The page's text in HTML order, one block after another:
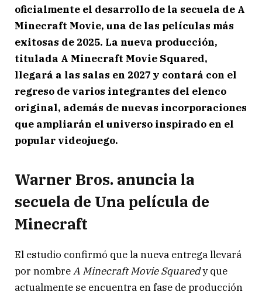
oficialmente el desarrollo de la secuela de A
Minecraft Movie, una de las películas más
exitosas de 2025. La nueva producción,
titulada A Minecraft Movie Squared,
llegará a las salas en 2027 y contará con el
regreso de varios integrantes del elenco
original, además de nuevas incorporaciones
que ampliarán el universo inspirado en el
popular videojuego.
Warner Bros. anuncia la
secuela de Una película de
Minecraft
El estudio confirmó que la nueva entrega llevará
por nombreA Minecraft Movie Squaredy que
actualmente se encuentra en fase de producción